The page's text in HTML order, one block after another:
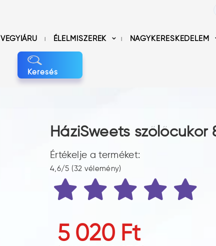
VEGYIÁRU ÉLELMISZEREK NAGYKERESKEDELEM
Keresés
HáziSweets szőlőcukor
Értékelje a terméket:
4,6/5 (32 vélemény)
5 020 Ft